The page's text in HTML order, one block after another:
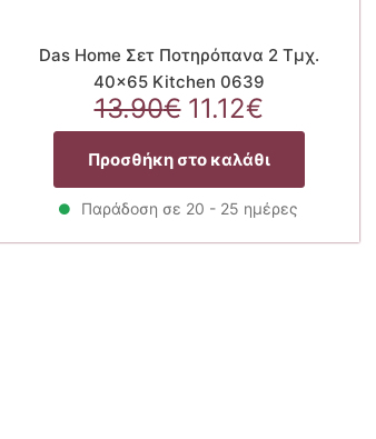
Das Home Σετ Ποτηρόπανα 2 Τμχ.
40×65 Kitchen 0639
13.90€ Original
price
was:
13.90€.
11.12€Η
τρέχουσα
τιμή
είναι:
11.12€.
Προσθήκη στο καλάθι
Παράδοση σε 20 - 25 ημέρες